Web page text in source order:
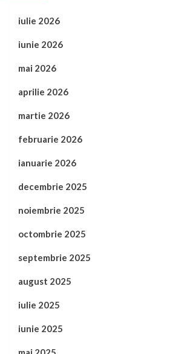
iulie 2026
iunie 2026
mai 2026
aprilie 2026
martie 2026
februarie 2026
ianuarie 2026
decembrie 2025
noiembrie 2025
octombrie 2025
septembrie 2025
august 2025
iulie 2025
iunie 2025